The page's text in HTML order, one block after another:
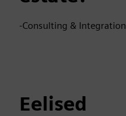
-Consulting & Integration
Eelised